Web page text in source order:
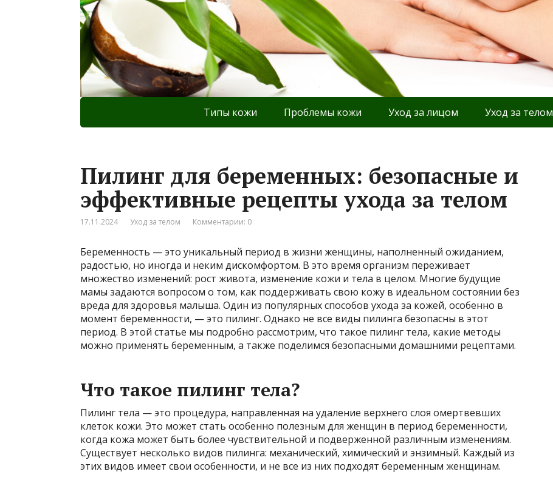
Типы кожи Проблемы кожи Уход за лицом Уход за телом
Пилинг для беременных: безопасные и
эффективные рецепты ухода за телом
17.11.2024 Уход за телом Комментарии: 0
Беременность — это уникальный период в жизни женщины, наполненный ожиданием,
радостью, но иногда и неким дискомфортом. В это время организм переживает
множество изменений: рост живота, изменение кожи и тела в целом. Многие будущие
мамы задаются вопросом о том, как поддерживать свою кожу в идеальном состоянии без
вреда для здоровья малыша. Один из популярных способов ухода за кожей, особенно в
момент беременности, — это пилинг. Однако не все виды пилинга безопасны в этот
период. В этой статье мы подробно рассмотрим, что такое пилинг тела, какие методы
можно применять беременным, а также поделимся безопасными домашними рецептами.
Что такое пилинг тела?
Пилинг тела — это процедура, направленная на удаление верхнего слоя омертвевших
клеток кожи. Это может стать особенно полезным для женщин в период беременности,
когда кожа может быть более чувствительной и подверженной различным изменениям.
Существует несколько видов пилинга: механический, химический и энзимный. Каждый из
этих видов имеет свои особенности, и не все из них подходят беременным женщинам.